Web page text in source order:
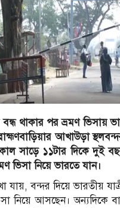
থাকার পর ভ্রমণ ভিসায়
আখাউড়া
সাড়ে ১১টার দিকে দুই
ভিসা নিয়ে ভারতে যান।
যায়, বন্দর দিয়ে ভারতীয়
নিয়ে আসছেন। অন্যদিকে